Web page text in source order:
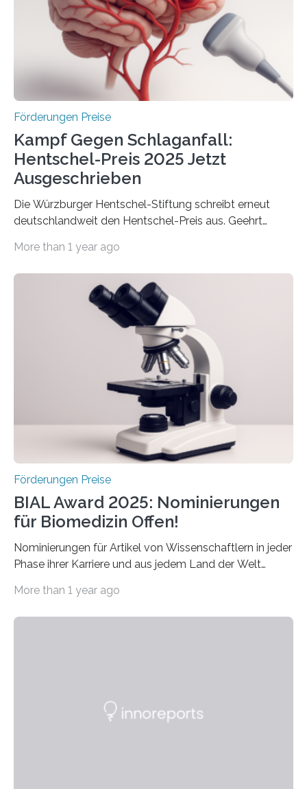
Innovationskompetenz INNO-KOM. Auf dem
Innovationstag Mittelstand 2025 am 5. Juni 2025 in
Berlin überbrachte das Bundesministerium für
Wirtschaft und Energie eine gute Nachricht:
Überplanmäßige Verpflichtungsermächtigungen in
Förderungen Preise
Kampf Gegen Schlaganfall:
Hentschel-Preis 2025 Jetzt
Ausgeschrieben
Die Würzburger Hentschel-Stiftung schreibt erneut
deutschlandweit den Hentschel-Preis aus. Geehrt
hochrangige wissenschaftliche Publikation zum Thema
Schlaganfall“ mit Sitz in Würzburg fördert die
Schlaganfallforschung, um die Behandlung der
Betroffenen zu verbessern. Dazu schreibt sie auch in
diesem Jahr wieder deutschlandweit den Hentschel-
Preis aus. Er richtet sich gezielt an jüngere
Forscherinnen und Forscher unter 40 Jahren. Geehrt
werden soll eine herausragende Doktorarbeit oder eine
hochrangige wissenschaftliche Publikation zum Thema
More than 1 year ago
Förderungen Preise
BIAL Award 2025: Nominierungen
für Biomedizin Offen!
Nominierungen für Artikel von Wissenschaftlern in jeder
Phase ihrer Karriere und aus jedem Land der Welt
Leben gerufen, um die bemerkenswertesten
Foundation, des BIAL Award in Biomedicine ist in
More than 1 year ago